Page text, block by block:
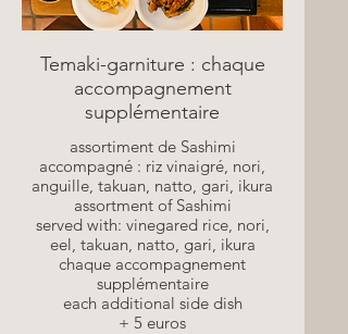
Temaki-garniture : chaque
accompagnement
supplémentaire
assortiment de Sashimi
accompagné : riz vinaigré, nori,
anguille, takuan, natto, gari, ikura
assortment of Sashimi
served with: vinegared rice, nori,
eel, takuan, natto, gari, ikura
chaque accompagnement
supplémentaire
each additional side dish
+ 5 euros